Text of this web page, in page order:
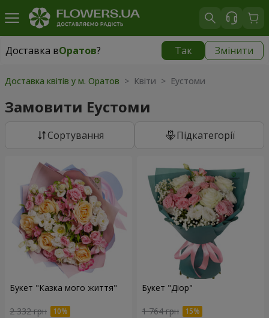
Доставка вОратов? Так Змінити
Доставка вОратов|
Доставка квітів у м. Оратов > Квіти > Еустоми
Замовити Еустоми
Сортування Підкатегорії
Букет "Казка мого життя"
2 332 грн
Букет "Діор"
1 764 грн